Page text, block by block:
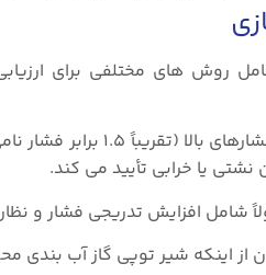
روش های مختلفی برای
شیر تحت فشارهای
نشتی یا خرابی تأیید می کند.
شامل افزایش تدریجی فشار و
از اینکه شیر توپی گاز آب